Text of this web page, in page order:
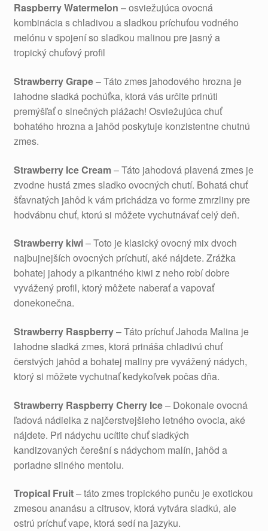
Raspberry Watermelon – osviežujúca ovocná
kombinácia s chladivou a sladkou príchuťou vodného
melónu v spojení so sladkou malinou pre jasný a
tropický chuťový profil
Strawberry Grape– Táto zmes jahodového hrozna je
lahodne sladká pochúťka, ktorá vás určite prinúti
premýšľať o slnečných plážach! Osviežujúca chuť
bohatého hrozna a jahôd poskytuje konzistentne chutnú
zmes.
Strawberry Ice Cream– Táto jahodová plavená zmes je
zvodne hustá zmes sladko ovocných chutí. Bohatá chuť
šťavnatých jahôd k vám prichádza vo forme zmrzliny pre
hodvábnu chuť, ktorú si môžete vychutnávať celý deň.
Strawberry kiwi– Toto je klasický ovocný mix dvoch
najbujnejších ovocných príchutí, aké nájdete. Zrážka
bohatej jahody a pikantného kiwi z neho robí dobre
vyvážený profil, ktorý môžete naberať a vapovať
donekonečna.
Strawberry Raspberry– Táto príchuť Jahoda Malina je
lahodne sladká zmes, ktorá prináša chladivú chuť
čerstvých jahôd a bohatej maliny pre vyvážený nádych,
ktorý si môžete vychutnať kedykoľvek počas dňa.
Strawberry Raspberry Cherry Ice– Dokonale ovocná
ľadová nádielka z najčerstvejšieho letného ovocia, aké
nájdete. Pri nádychu ucítite chuť sladkých
kandizovaných čerešní s nádychom malín, jahôd a
poriadne silného mentolu.
Tropical Fruit– táto zmes tropického punču je exotickou
zmesou ananásu a citrusov, ktorá vytvára sladkú, ale
ostrú príchuť vape, ktorá sedí na jazyku.